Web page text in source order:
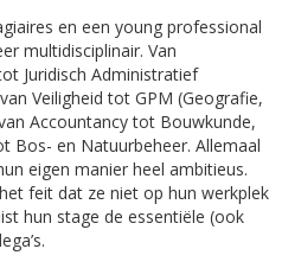
en een young professional
multidisciplinair. Van
Juridisch Administratief
Veiligheid tot GPM (Geografie,
Accountancy tot Bouwkunde,
Bos- en Natuurbeheer. Allemaal
eigen manier heel ambitieus.
feit dat ze niet op hun werkplek
hun stage de essentiële (ook